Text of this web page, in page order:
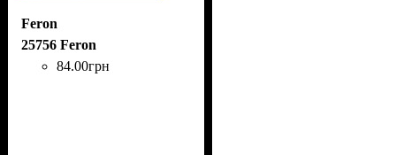
Feron
25756 Feron
84.00грн